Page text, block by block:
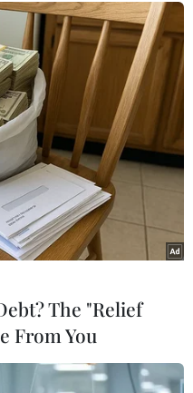
rung chuyển
của Philippines
Mỹ đã ban bố cảnh
động đất có độ lớn 7,5
của Philippines.
The "Relief
From You